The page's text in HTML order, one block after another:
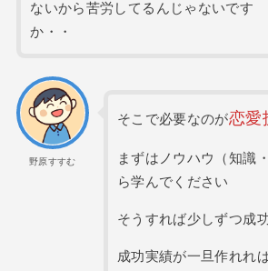
ないから苦労してるんじゃないです
か・・
野原すすむ
そこで必要なのが恋愛
まずはノウハウ（知識
ら学んでください
そうすれば少しずつ成
成功実績が一旦作れれ